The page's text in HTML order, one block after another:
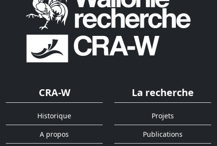
CRA-W
Historique
A propos
La recherche
Projets
Publications